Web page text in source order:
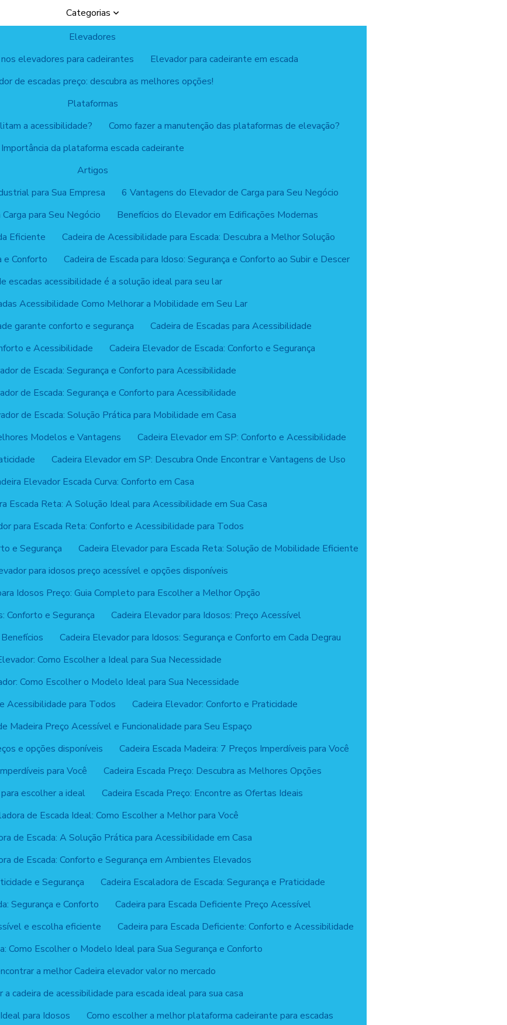
Categorias
Elevadores
elevadores para cadeirantes
Elevador para cadeirante em escada
de escadas preço: descubra as melhores opções!
Plataformas
a acessibilidade?
Como fazer a manutenção das plataformas de elevação?
Importância da plataforma escada cadeirante
Artigos
para Sua Empresa
6 Vantagens do Elevador de Carga para Seu Negócio
para Seu Negócio
Benefícios do Elevador em Edificações Modernas
Eficiente
Cadeira de Acessibilidade para Escada: Descubra a Melhor Solução
e Conforto
Cadeira de Escada para Idoso: Segurança e Conforto ao Subir e Descer
escadas acessibilidade é a solução ideal para seu lar
Acessibilidade Como Melhorar a Mobilidade em Seu Lar
garante conforto e segurança
Cadeira de Escadas para Acessibilidade
e Acessibilidade
Cadeira Elevador de Escada: Conforto e Segurança
de Escada: Segurança e Conforto para Acessibilidade
de Escada: Segurança e Conforto para Acessibilidade
de Escada: Solução Prática para Mobilidade em Casa
Modelos e Vantagens
Cadeira Elevador em SP: Conforto e Acessibilidade
Cadeira Elevador em SP: Descubra Onde Encontrar e Vantagens de Uso
Elevador Escada Curva: Conforto em Casa
Escada Reta: A Solução Ideal para Acessibilidade em Sua Casa
para Escada Reta: Conforto e Acessibilidade para Todos
e Segurança
Cadeira Elevador para Escada Reta: Solução de Mobilidade Eficiente
para idosos preço acessível e opções disponíveis
Idosos Preço: Guia Completo para Escolher a Melhor Opção
Conforto e Segurança
Cadeira Elevador para Idosos: Preço Acessível
Cadeira Elevador para Idosos: Segurança e Conforto em Cada Degrau
Como Escolher a Ideal para Sua Necessidade
Como Escolher o Modelo Ideal para Sua Necessidade
Acessibilidade para Todos
Cadeira Elevador: Conforto e Praticidade
Madeira Preço Acessível e Funcionalidade para Seu Espaço
e opções disponíveis
Cadeira Escada Madeira: 7 Preços Imperdíveis para Você
para Você
Cadeira Escada Preço: Descubra as Melhores Opções
escolher a ideal
Cadeira Escada Preço: Encontre as Ofertas Ideais
de Escada Ideal: Como Escolher a Melhor para Você
de Escada: A Solução Prática para Acessibilidade em Casa
de Escada: Conforto e Segurança em Ambientes Elevados
e Segurança
Cadeira Escaladora de Escada: Segurança e Praticidade
Segurança e Conforto
Cadeira para Escada Deficiente Preço Acessível
e escolha eficiente
Cadeira para Escada Deficiente: Conforto e Acessibilidade
Como Escolher o Modelo Ideal para Sua Segurança e Conforto
a melhor Cadeira elevador valor no mercado
a cadeira de acessibilidade para escada ideal para sua casa
para Idosos
Como escolher a melhor plataforma cadeirante para escadas